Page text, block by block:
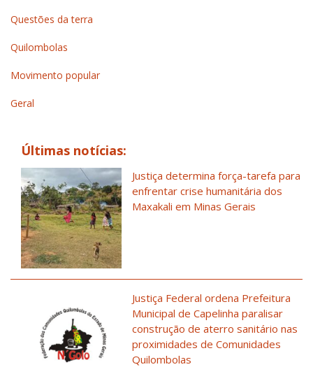
Questões da terra
Quilombolas
Movimento popular
Geral
Últimas notícias:
Justiça determina força-tarefa para
enfrentar crise humanitária dos
Maxakali em Minas Gerais
Justiça Federal ordena Prefeitura
Municipal de Capelinha paralisar
construção de aterro sanitário nas
proximidades de Comunidades
Quilombolas